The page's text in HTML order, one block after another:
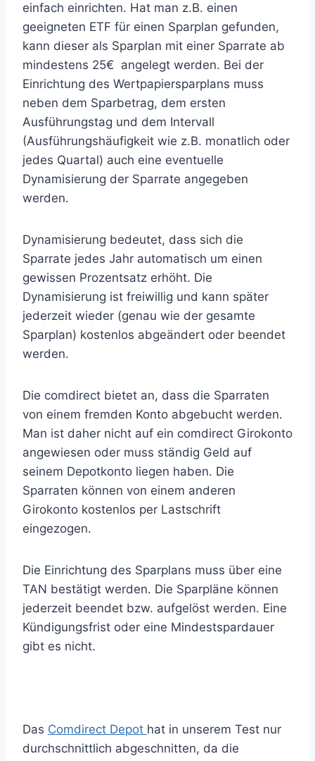
einfach einrichten. Hat man z.B. einen
geeigneten ETF für einen Sparplan gefunden,
kann dieser als Sparplan mit einer Sparrate ab
mindestens 25€ angelegt werden. Bei der
Einrichtung des Wertpapiersparplans muss
neben dem Sparbetrag, dem ersten
Ausführungstag und dem Intervall
(Ausführungshäufigkeit wie z.B. monatlich oder
jedes Quartal) auch eine eventuelle
Dynamisierung der Sparrate angegeben
werden.
Dynamisierung bedeutet, dass sich die
Sparrate jedes Jahr automatisch um einen
gewissen Prozentsatz erhöht. Die
Dynamisierung ist freiwillig und kann später
jederzeit wieder (genau wie der gesamte
Sparplan) kostenlos abgeändert oder beendet
werden.
Die comdirect bietet an, dass die Sparraten
von einem fremden Konto abgebucht werden.
Man ist daher nicht auf ein comdirect Girokonto
angewiesen oder muss ständig Geld auf
seinem Depotkonto liegen haben. Die
Sparraten können von einem anderen
Girokonto kostenlos per Lastschrift
eingezogen.
Die Einrichtung des Sparplans muss über eine
TAN bestätigt werden. Die Sparpläne können
jederzeit beendet bzw. aufgelöst werden. Eine
Kündigungsfrist oder eine Mindestspardauer
gibt es nicht.
Das Comdirect Depot hat in unserem Test nur
durchschnittlich abgeschnitten, da die